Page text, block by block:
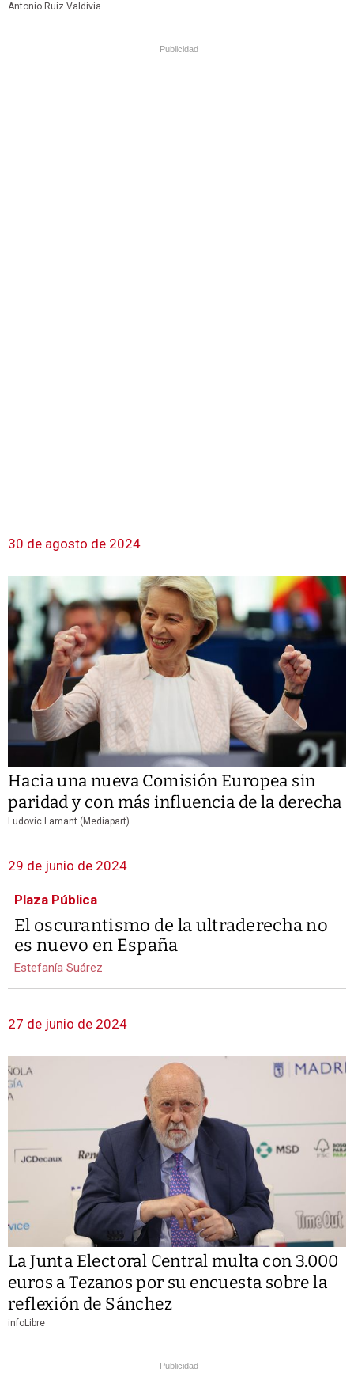
Antonio Ruiz Valdivia
Publicidad
30 de agosto de 2024
Hacia una nueva Comisión Europea sin
paridad y con más influencia de la derecha
Ludovic Lamant (Mediapart)
29 de junio de 2024
Plaza Pública
El oscurantismo de la ultraderecha no
es nuevo en España
Estefanía Suárez
27 de junio de 2024
La Junta Electoral Central multa con 3.000
euros a Tezanos por su encuesta sobre la
reflexión de Sánchez
infoLibre
Publicidad